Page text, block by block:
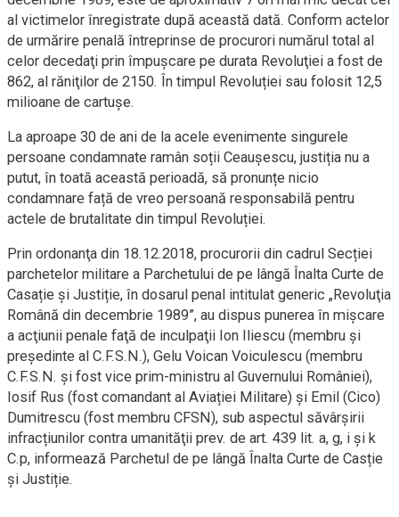
al victimelor înregistrate după această dată. Conform actelor
de urmărire penală întreprinse de procurori numărul total al
celor decedaţi prin împuşcare pe durata Revoluţiei a fost de
862, al răniţilor de 2150. În timpul Revoluției sau folosit 12,5
milioane de cartușe.
La aproape 30 de ani de la acele evenimente singurele
persoane condamnate ramân soții Ceaușescu, justiția nu a
putut, în toată această perioadă, să pronunțe nicio
condamnare față de vreo persoană responsabilă pentru
actele de brutalitate din timpul Revoluției.
Prin ordonanţa din 18.12.2018, procurorii din cadrul Secției
parchetelor militare a Parchetului de pe lângă Înalta Curte de
Casație și Justiție, în dosarul penal intitulat generic „Revoluţia
Română din decembrie 1989”, au dispus punerea în mişcare
a acţiunii penale faţă de inculpaţii Ion Iliescu (membru și
președinte al C.F.S.N.), Gelu Voican Voiculescu (membru
C.F.S.N. și fost vice prim-ministru al Guvernului României),
Iosif Rus (fost comandant al Aviației Militare) și Emil (Cico)
Dumitrescu (fost membru CFSN), sub aspectul săvârșirii
infracțiunilor contra umanităţii prev. de art. 439 lit. a, g, i şi k
C.p, informează Parchetul de pe lângă Înalta Curte de Casție
și Justiție.